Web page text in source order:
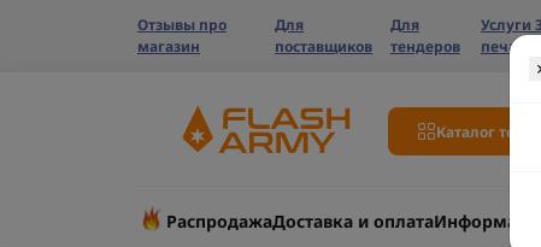
Отзывы про
магазин
Для
поставщиков
Для
тендеров
Услуги
печати
Каталог
РаспродажаДоставка и оплатаИнформация